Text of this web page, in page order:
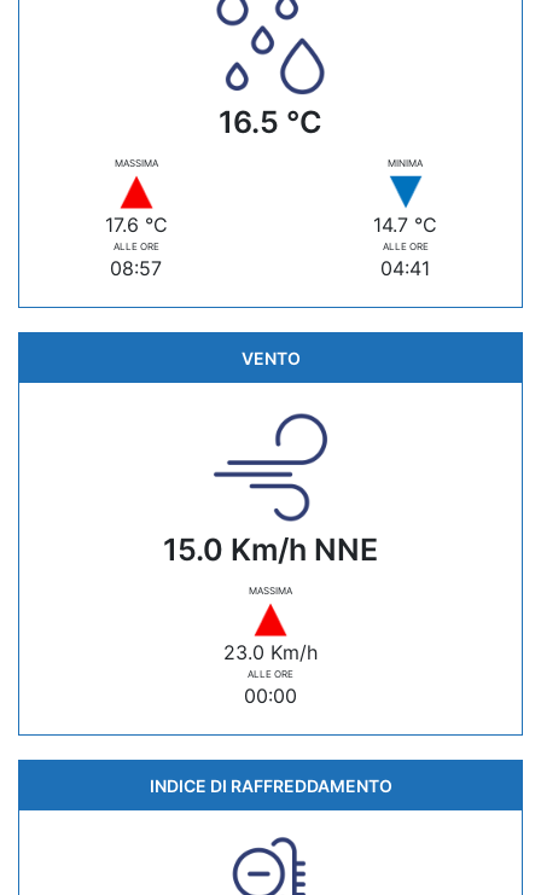
16.5 °C
MASSIMA
17.6 °C
ALLE ORE
08:57
MINIMA
14.7 °C
ALLE ORE
04:41
VENTO
15.0 Km/h NNE
MASSIMA
23.0 Km/h
ALLE ORE
00:00
INDICE DI RAFFREDDAMENTO